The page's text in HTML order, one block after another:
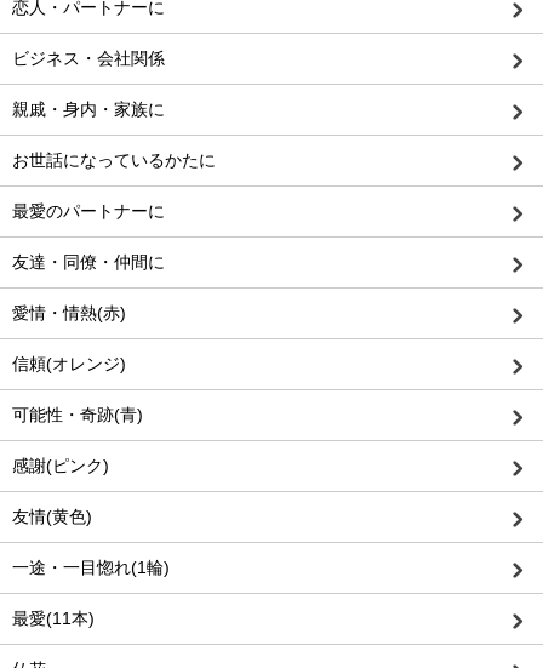
恋人・パートナーに
ビジネス・会社関係
親戚・身内・家族に
お世話になっているかたに
最愛のパートナーに
友達・同僚・仲間に
愛情・情熱(赤)
信頼(オレンジ)
可能性・奇跡(青)
感謝(ピンク)
友情(黄色)
一途・一目惚れ(1輪)
最愛(11本)